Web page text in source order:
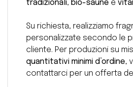
tradizionali, bio-saune e
Su richiesta, realizziamo
personalizzate secondo le
cliente. Per produzioni su
quantitativi minimi d’ordine,
contattarci per un offerta